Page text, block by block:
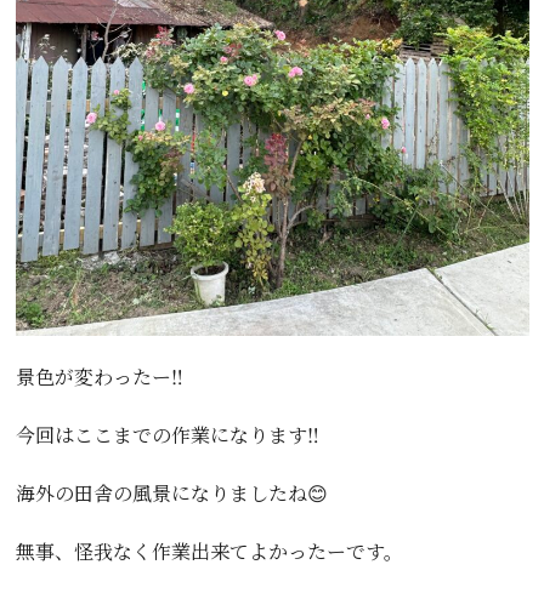
景色が変わったー‼️
今回はここまでの作業になります‼️
海外の田舎の風景になりましたね😊
無事、怪我なく作業出来てよかったーです。